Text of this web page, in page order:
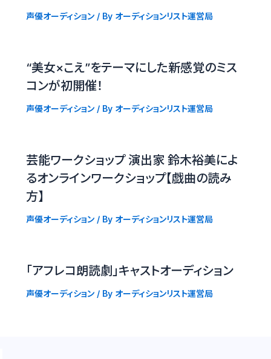
声優オーディション/ By オーディションリスト運営局
“美女×こえ”をテーマにした新感覚のミス
コンが初開催！
声優オーディション/ By オーディションリスト運営局
芸能ワークショップ 演出家 鈴木裕美によ
るオンラインワークショップ【戯曲の読み
方】
声優オーディション/ By オーディションリスト運営局
「アフレコ朗読劇」キャストオーディション
声優オーディション/ By オーディションリスト運営局